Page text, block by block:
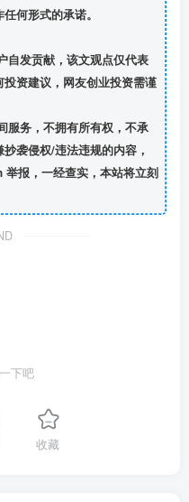
何形式的承诺。
自发贡献，该文观点仅代表
资建议，网友创业投资需谨
服务，不拥有所有权，不承
袭侵权/违法违规的内容，
报，一经查实，本站将立刻
下吧
收藏